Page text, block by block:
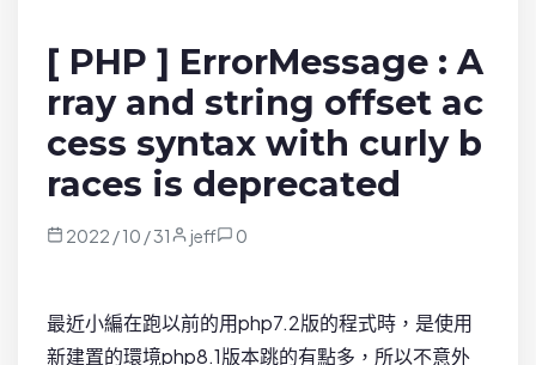
[ PHP ] ErrorMessage : A
rray and string offset ac
cess syntax with curly b
races is deprecated
2022 / 10 / 31 jeff 0
最近小編在跑以前的用php7.2版的程式時，是使用
新建置的環境php8.1版本跳的有點多，所以不意外